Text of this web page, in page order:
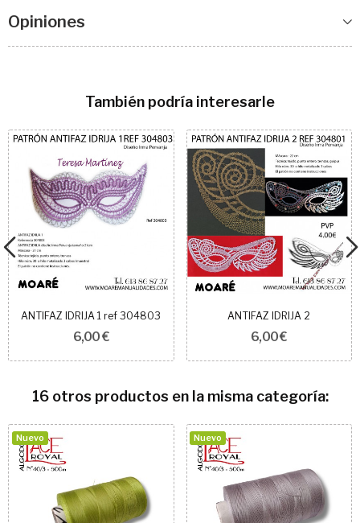
Opiniones
También podría interesarle
ANTIFAZ IDRIJA 1 ref 304803
6,00 €
ANTIFAZ IDRIJA 2
6,00 €
16 otros productos en la misma categoría:
Nuevo Nuevo